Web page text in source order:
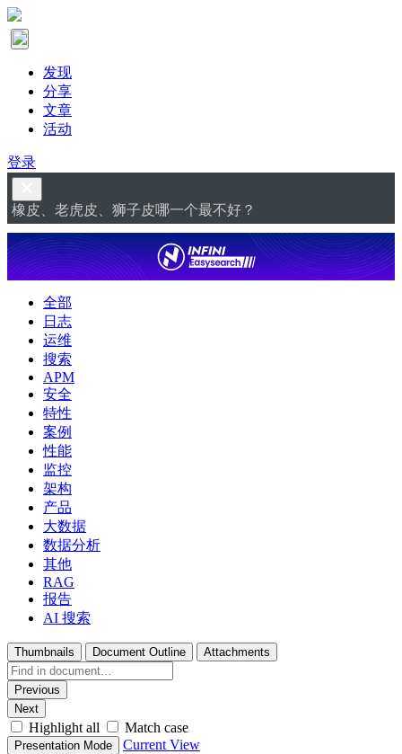
发现
分享
文章
活动
登录
橡皮、老虎皮、狮子皮哪一个最不好？
全部
日志
运维
搜索
APM
安全
特性
案例
性能
监控
架构
产品
大数据
数据分析
其他
RAG
报告
AI 搜索
Thumbnails Document Outline Attachments
Previous
Next
Highlight all Match case
Presentation Mode Current View